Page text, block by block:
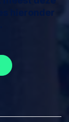
hieronder